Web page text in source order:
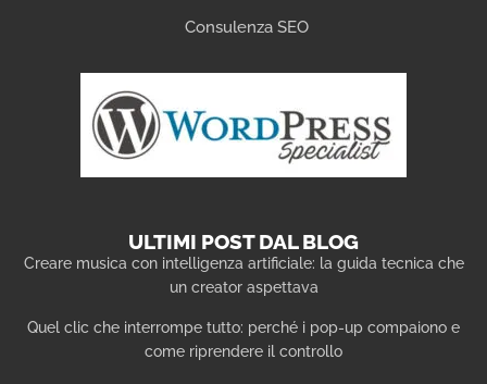
Consulenza SEO
ULTIMI POST DAL BLOG
Creare musica con intelligenza artificiale: la guida tecnica che
un creator aspettava
Quel clic che interrompe tutto: perché i pop-up compaiono e
come riprendere il controllo